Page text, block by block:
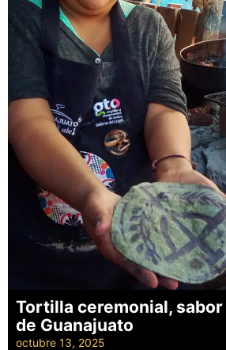
Tortilla ceremonial,
de Guanajuato
octubre 13, 2025